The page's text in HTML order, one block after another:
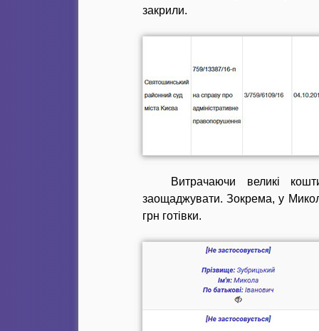
закрили.
Витрачаючи великі
заощаджувати. Зокрема, у
грн готівки.